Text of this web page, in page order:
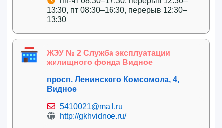
13:30, пт 08:30–16:30, перерыв 12:30–
13:30
ЖЭУ № 2 Служба эксплуатации
жилищного фонда Видное
просп. Ленинского Комсомола, 4,
Видное
5410021@mail.ru
http://gkhvidnoe.ru/